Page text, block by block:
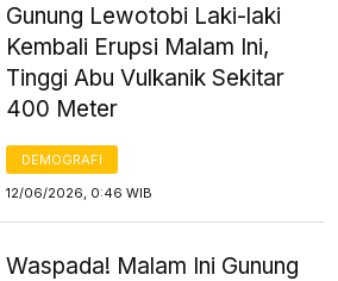
Gunung Lewotobi Laki-laki
Kembali Erupsi Malam Ini,
Tinggi Abu Vulkanik Sekitar
400 Meter
DEMOGRAFI
12/06/2026, 0:46 WIB
Waspada! Malam Ini Gunung